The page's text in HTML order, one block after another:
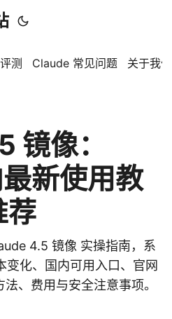
测 Claude 常见问题 关于我们
像：
新使用教
荐
4.5 镜像 实操指南，系
化、国内可用入口、官网
、费用与安全注意事项。